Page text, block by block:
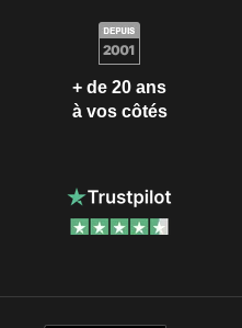
+ de 20 ans
à vos côtés